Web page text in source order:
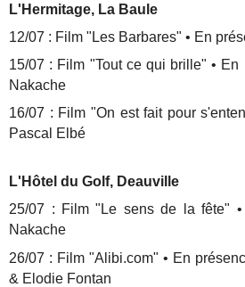
L'Hermitage, La Baule
12/07 : Film "Les Barbares" • En
15/07 : Film "Tout ce qui brille" •
Nakache
16/07 : Film "On est fait pour
Pascal Elbé
L'Hôtel du Golf, Deauville
25/07 : Film "Le sens de la fête"
Nakache
26/07 : Film "Alibi.com" • En
& Elodie Fontan